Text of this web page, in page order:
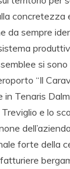
concretezza
da sempre
si
“Il
in Tenaris
e lo
forte della